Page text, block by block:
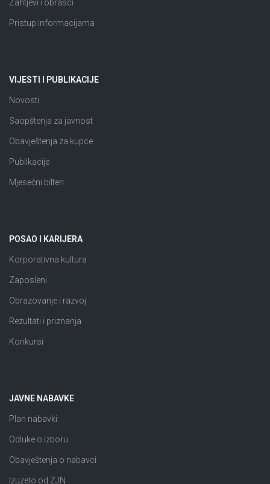
Zahtjevi i obrasci
Pristup informacijama
VIJESTI I PUBLIKACIJE
Novosti
Saopštenja za javnost
Obavještenja za kupce
Publikacije
Mjesečni bilten
POSAO I KARIJERA
Korporativna kultura
Zaposleni
Obrazovanje i razvoj
Rezultati i priznanja
Konkursi
JAVNE NABAVKE
Plan nabavki
Odluke o izboru
Obavještenja o nabavci
Izuzeto od ZJN